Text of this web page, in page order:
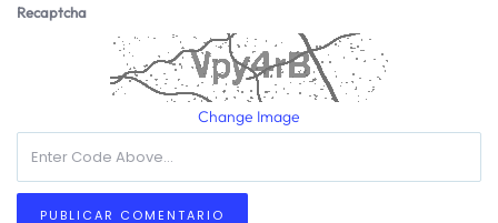
Recaptcha
Change Image